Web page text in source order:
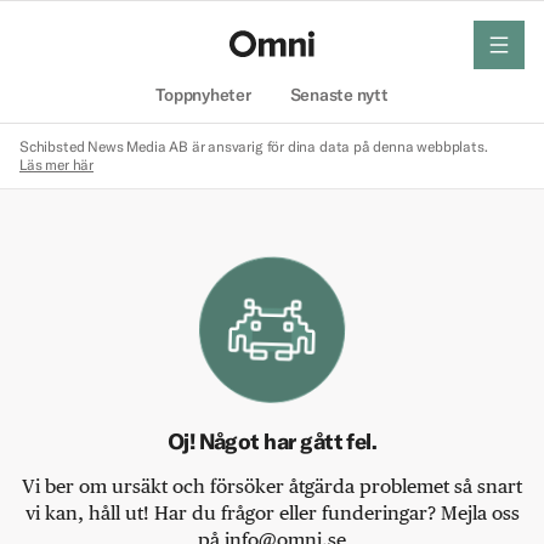
Toppnyheter Senaste nytt
meny
Schibsted News Media AB är ansvarig för dina data på denna webbplats.
Läs mer här
Oj! Något har gått fel.
Vi ber om ursäkt och försöker åtgärda problemet så snart
vi kan, håll ut! Har du frågor eller funderingar? Mejla oss